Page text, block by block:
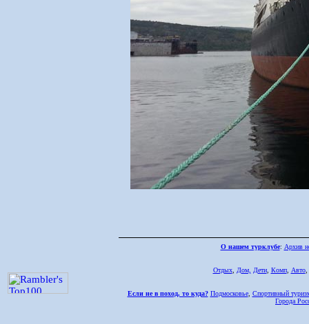
О нашем турклубе: Архив
Отдых, Дом, Дети, Комп, Авто,
Если не в поход, то куда? Подмосковье, Спортивный
Города